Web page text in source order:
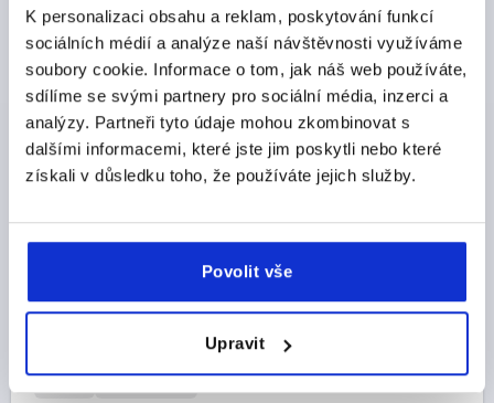
K personalizaci obsahu a reklam, poskytování funkcí
sociálních médií a analýze naší návštěvnosti využíváme
soubory cookie. Informace o tom, jak náš web používáte,
sdílíme se svými partnery pro sociální média, inzerci a
analýzy. Partneři tyto údaje mohou zkombinovat s
dalšími informacemi, které jste jim poskytli nebo které
získali v důsledku toho, že používáte jejich služby.
Povolit vše
Upravit
K0159 C
KULOVÝ KNOFLÍK HLADKÉ PROVEDENÍ ROZŠÍŘENÍ
NORMY DIN319, D1=25, D=M08, PROV.:C ZÁVIT
BARVA ZÁKLADNÍHO TĚLESA=ČERNÁ